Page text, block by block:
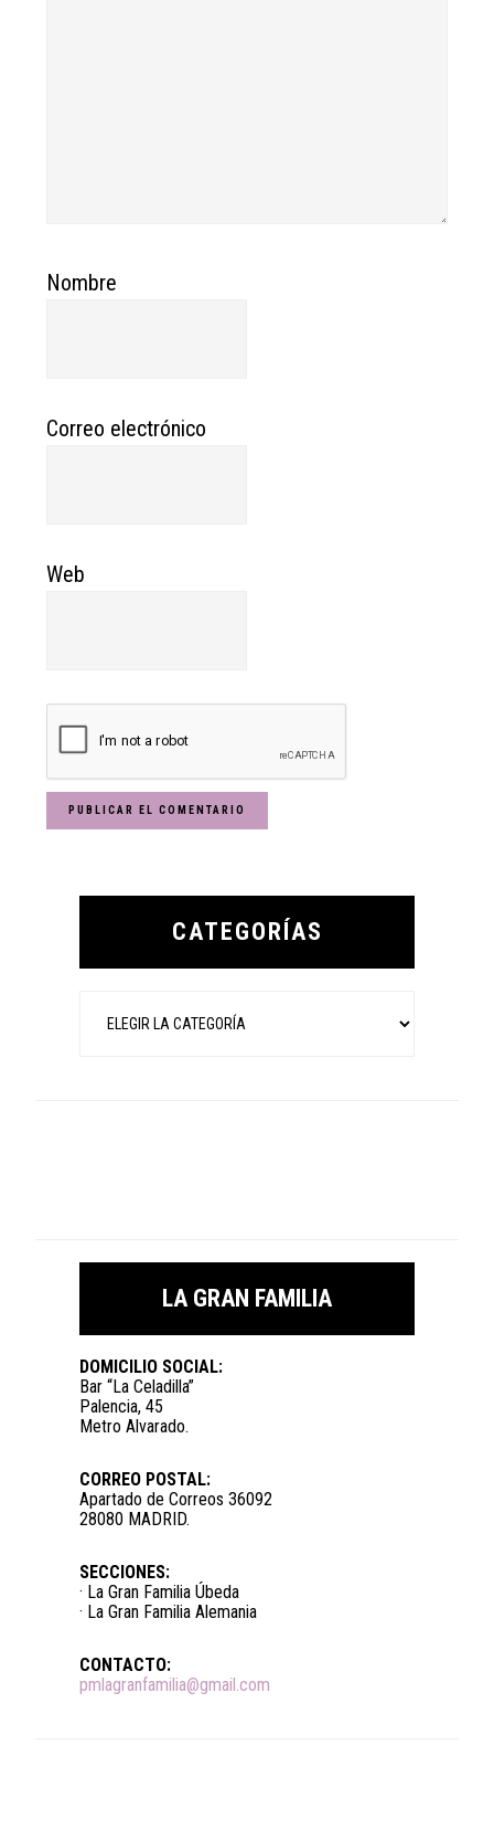
Nombre
Correo electrónico
Web
Primary
CATEGORÍAS
LA GRAN FAMILIA
DOMICILIO SOCIAL:
Bar “La Celadilla”
Palencia, 45
Metro Alvarado.
CORREO POSTAL:
Apartado de Correos 36092
28080 MADRID.
SECCIONES:
· La Gran Familia Úbeda
· La Gran Familia Alemania
CONTACTO:
pmlagranfamilia@gmail.com